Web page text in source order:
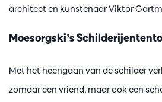
architect en kunstenaar Viktor
Moesorgski’s
Met het heengaan van de schilder
zomaar een vriend, maar ook een